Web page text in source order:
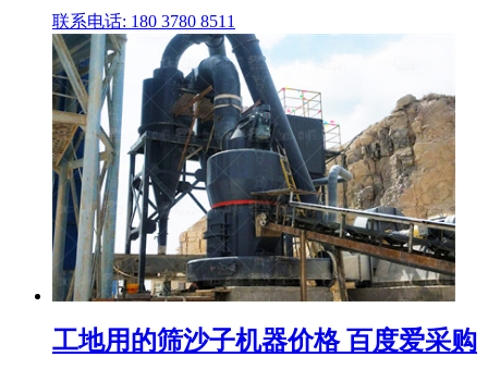
联系电话: 180 3780 8511
工地用的筛沙子机器价格 百度爱采购